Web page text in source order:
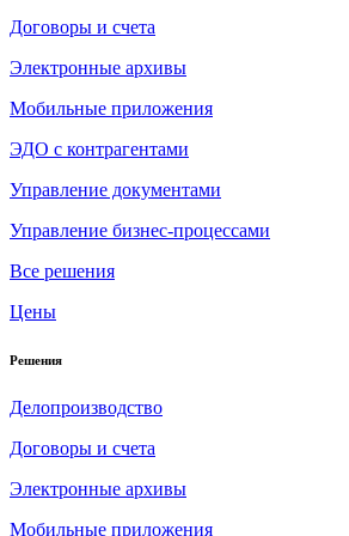
Договоры и счета
Электронные архивы
Мобильные приложения
ЭДО с контрагентами
Управление документами
Управление бизнес-процессами
Все решения
Цены
Решения
Делопроизводство
Договоры и счета
Электронные архивы
Мобильные приложения